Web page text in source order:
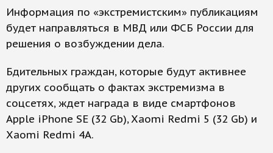
Информация по «экстремистским» публикациям
будет направляться в МВД или ФСБ России для
решения о возбуждении дела.
Бдительных граждан, которые будут активнее
других сообщать о фактах экстремизма в
соцсетях, ждет награда в виде смартфонов
Apple iPhone SE (32 Gb), Xaomi Redmi 5 (32 Gb) и
Xaomi Redmi 4A.